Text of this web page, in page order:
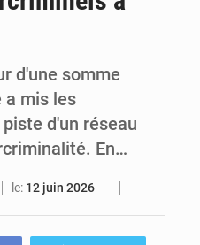
Maurice : Démission de la ministre Véronique Leu-Govind
d'une somme
a mis les
d'un réseau
En…
le: 12 juin 2026